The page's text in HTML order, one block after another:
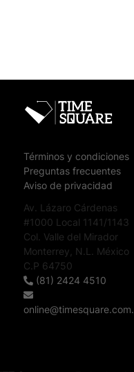
Términos y condiciones
Preguntas frecuentes
Aviso de privacidad
Av. Lázaro Cárdenas
#1000 Local 1141/1143
Col. Valle del Mirador
Monterrey, N.L. México
C.P 64750
(81) 2424 4510
online@timesquare.com.mx